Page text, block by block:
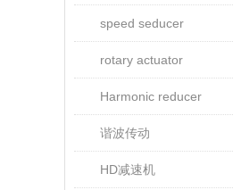
speed seducer
rotary actuator
Harmonic reducer
谐波传动
HD减速机